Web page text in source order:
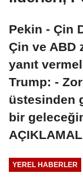
Pekin - Çin
Çin ve ABD
yanıt
Trump: -
üstesinden
bir
YEREL HABERLER